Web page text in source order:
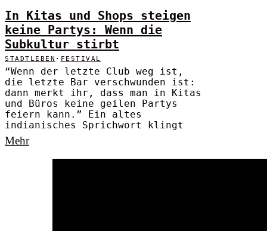
In Kitas und Shops steigen
keine Partys: Wenn die
Subkultur stirbt
STADTLEBEN · FESTIVAL
“Wenn der letzte Club weg ist,
die letzte Bar verschwunden ist:
dann merkt ihr, dass man in Kitas
und Büros keine geilen Partys
feiern kann.” Ein altes
indianisches Sprichwort klingt
Mehr